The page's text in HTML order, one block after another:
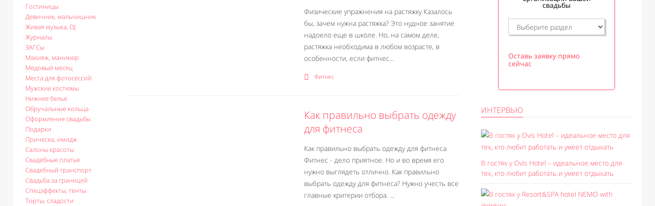
Гостиницы
Девичник, мальчишник
Живая музыка, DJ
Журналы
ЗАГСы
Макияж, маникюр
Медовый месяц
Места для фотосессий
Мужские костюмы
Нижнее белье
Обручальные кольца
Оформление свадьбы
Подарки
Прическа, имидж
Салоны красоты
Свадебные платья
Свадебный транспорт
Свадьба за границей
Спецэффекты, тенты
Торты, сладости
Физические упражнения на растяжку Казалось
бы, зачем нужна растяжка? Это нудное занятие
надоело еще в школе. Но, на самом деле,
растяжка необходима в любом возрасте, в
особенности, если фитнес...
Фитнес
Как правильно выбрать одежду
для фитнеса
Как правильно выбрать одежду для фитнеса
Фитнес - дело приятное. Но и во время его
нужно выглядеть отлично. Как правильно
выбрать одежду для фитнеса? Нужно учесть все
главные критерии отбора. ...
свадьбы
Оставь заявку прямо
сейчас
ИНТЕРВЬЮ
В гостях у Ovis Hotel – идеальное место для
тех, кто любит работать и умеет отдыхать